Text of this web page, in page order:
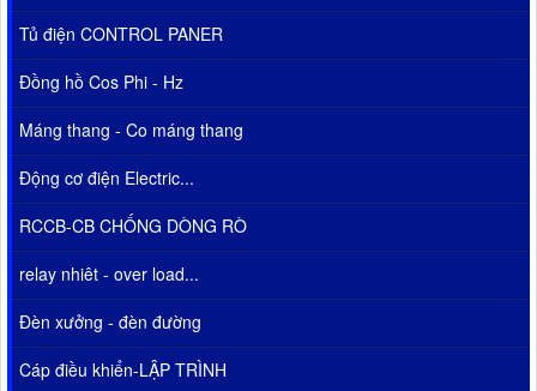
Tủ điện CONTROL PANER
Đồng hồ Cos Phi - Hz
Máng thang - Co máng thang
Động cơ điện Electric...
RCCB-CB CHỐNG DÒNG RÒ
relay nhiêt - over load...
Đèn xưởng - đèn đường
Cáp điều khiển-LẬP TRÌNH